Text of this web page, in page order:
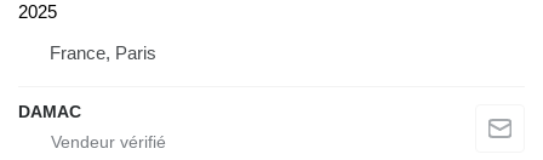
2025
France, Paris
DAMAC